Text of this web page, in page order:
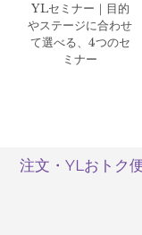
YLセミナー｜目的
やステージに合わせ
て選べる、4つのセ
ミナー
注文・YLおトク